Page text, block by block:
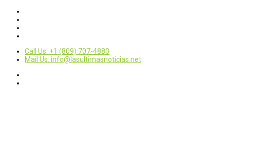
Call Us: +1 (809) 707-4880
Mail Us: info@lasultimasnoticias.net